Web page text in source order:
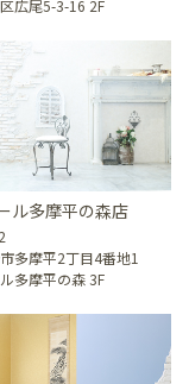
広尾5-3-16 2F
ル多摩平の森店
多摩平2丁目4番地1
多摩平の森 3F